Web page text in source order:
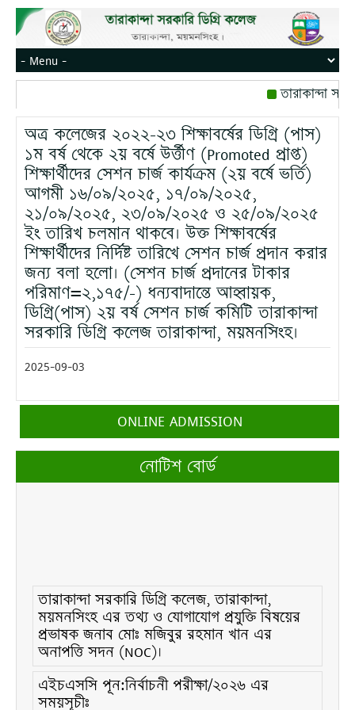
তারাকান্দা
রোজ বৃহস্পতিবার।
মোবাইল নম্বর:
অত্র কলেজের ২০২২-২৩ শিক্ষাবর্ষের ডিগ্রি (পাস)
১ম বর্ষ থেকে ২য় বর্ষে উর্ত্তীণ (Promoted প্রাপ্ত)
শিক্ষার্থীদের সেশন চার্জ কার্যক্রম (২য় বর্ষে ভর্তি)
আগমী ১৬/০৯/২০২৫, ১৭/০৯/২০২৫,
২১/০৯/২০২৫, ২৩/০৯/২০২৫ ও ২৫/০৯/২০২৫
ইং তারিখ চলমান থাকবে। উক্ত শিক্ষাবর্ষের
শিক্ষার্থীদের নির্দিষ্ট তারিখে সেশন চার্জ প্রদান করার
জন্য বলা হলো। (সেশন চার্জ প্রদানের টাকার
পরিমাণ=২,১৭৫/-) ধন্যবাদান্তে আহ্বায়ক,
ডিগ্রি(পাস) ২য় বর্ষ সেশন চার্জ কমিটি তারাকান্দা
সরকারি ডিগ্রি কলেজ তারাকান্দা, ময়মনসিংহ।
2025-09-03
ONLINE ADMISSION
নোটিশ বোর্ড
তারাকান্দা সরকারি ডিগ্রি কলেজ, তারাকান্দা,
ময়মনসিংহ এর তথ্য ও যোগাযোগ প্রযুক্তি বিষয়ের
প্রভাষক জনাব মোঃ মজিবুর রহমান খান এর
অনাপত্তি সদন (NOC)।
এইচএসসি পূন:নির্বাচনী পরীক্ষা/২০২৬ এর
সময়সূচীঃ